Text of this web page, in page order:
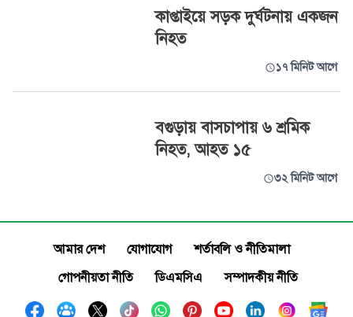
কাপ্তাইয়ে সড়ক দুর্ঘটনায় একজন
নিহত
১৭ মিনিট আগে
বগুড়ায় বাসচাপায় ৬ শ্রমিক
নিহত, আহত ১৫
৩২ মিনিট আগে
আমার দেশ যোগাযোগ
শর্তাবলি ও নীতিমালা
গোপনীয়তা নীতি
ডিএমসিএ সম্পাদকীয় নীতি